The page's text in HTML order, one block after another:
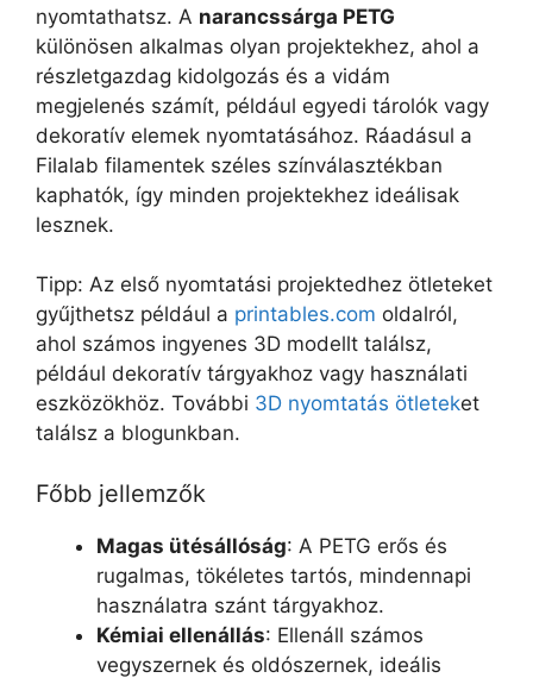
nyomtathatsz. A narancssárga PETG
különösen alkalmas olyan projektekhez, ahol a
részletgazdag kidolgozás és a vidám
megjelenés számít, például egyedi tárolók vagy
dekoratív elemek nyomtatásához. Ráadásul a
Filalab filamentek széles színválasztékban
kaphatók, így minden projektekhez ideálisak
lesznek.
Tipp: Az első nyomtatási projektedhez ötleteket
gyűjthetsz például a printables.com oldalról,
ahol számos ingyenes 3D modellt találsz,
például dekoratív tárgyakhoz vagy használati
eszközökhöz. További 3D nyomtatás ötleteket
találsz a blogunkban.
Főbb jellemzők
Magas ütésállóság: A PETG erős és
rugalmas, tökéletes tartós, mindennapi
használatra szánt tárgyakhoz.
Kémiai ellenállás: Ellenáll számos
vegyszernek és oldószernek, ideális